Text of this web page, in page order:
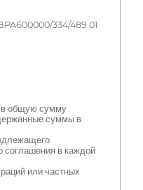
334/489.01
в общую сумму
суммы в
соглашения в каждой
или частных